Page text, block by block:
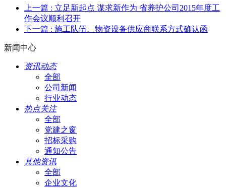
上一篇 : 立足新起点 谋求新作为 省养护公司2015年度工
作会议顺利召开
下一篇 : 施工队伍、物资设备供应商联系方式确认函
新闻中心
资讯动态
全部
公司新闻
行业动态
热点关注
全部
党建之窗
招标采购
通知公告
其他资讯
全部
企业文化